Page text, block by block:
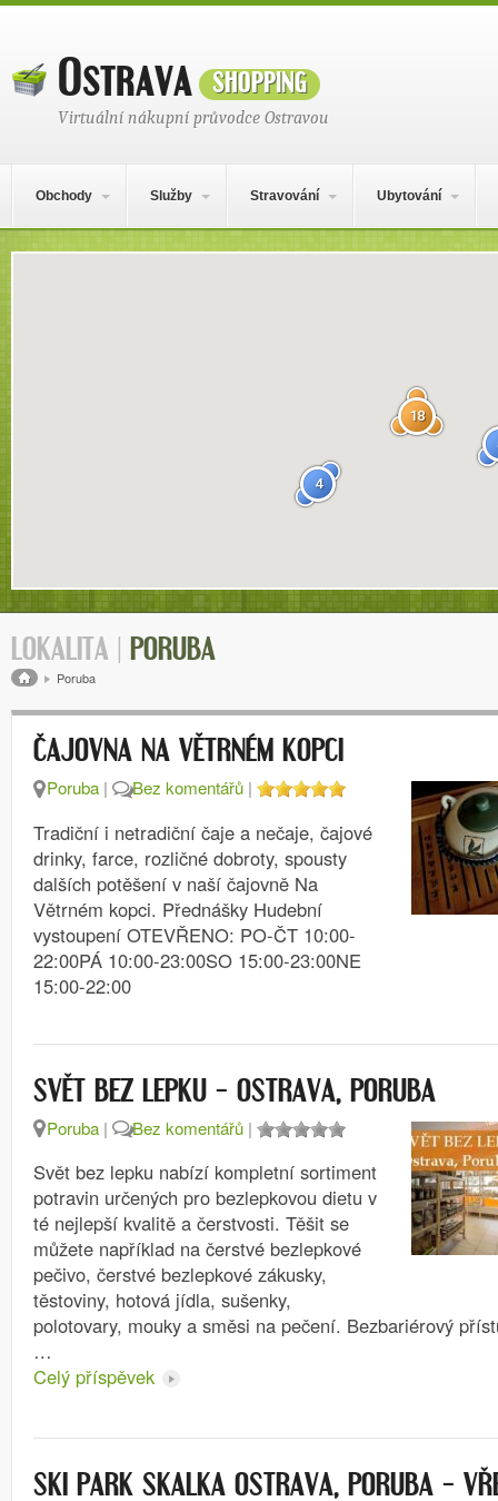
Ostravashopping
Virtuální nákupní průvodce Ostravou
Obchody Služby Stravování Ubytování
Mapa obsahu
18
4
LOKALITA | PORUBA
Drobečková navigace
Poruba
ČAJOVNA NA VĚTRNÉM KOPCI
Poruba | Bez komentářů |
Tradiční i netradiční čaje a nečaje, čajové
drinky, farce, rozličné dobroty, spousty
dalších potěšení v naší čajovně Na
Větrném kopci. Přednášky Hudební
vystoupení OTEVŘENO: PO-ČT 10:00-
22:00PÁ 10:00-23:00SO 15:00-23:00NE
15:00-22:00
SVĚT BEZ LEPKU – OSTRAVA, PORUBA
Poruba | Bez komentářů |
Svět bez lepku nabízí kompletní sortiment
potravin určených pro bezlepkovou dietu v
té nejlepší kvalitě a čerstvosti. Těšit se
můžete například na čerstvé bezlepkové
pečivo, čerstvé bezlepkové zákusky,
těstoviny, hotová jídla, sušenky,
polotovary, mouky a směsi na pečení. Bezbariérový
…
Celý příspěvek
SKI PARK SKALKA OSTRAVA, PORUBA –